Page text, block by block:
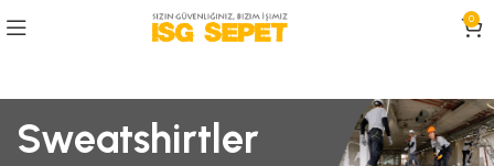
0
Sweatshirtler